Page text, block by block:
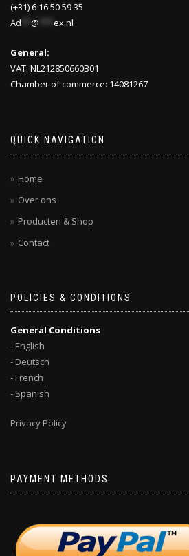
(+31) 6 16 50 59 35
Ad
@ ex.nl
General:
VAT: NL212850660B01
Chamber of commerce: 14081267
QUICK NAVIGATION
Home
Over ons
Producten & Shop
Contact
POLICIES & CONDITIONS
General Conditions
- English
- Deutsch
- French
- Spanish
Privacy Policy
PAYMENT METHODS